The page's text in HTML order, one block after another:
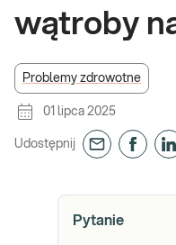
wątroby
Problemy zdrowotne
01 lipca 2025
Udostępnij
Pytanie